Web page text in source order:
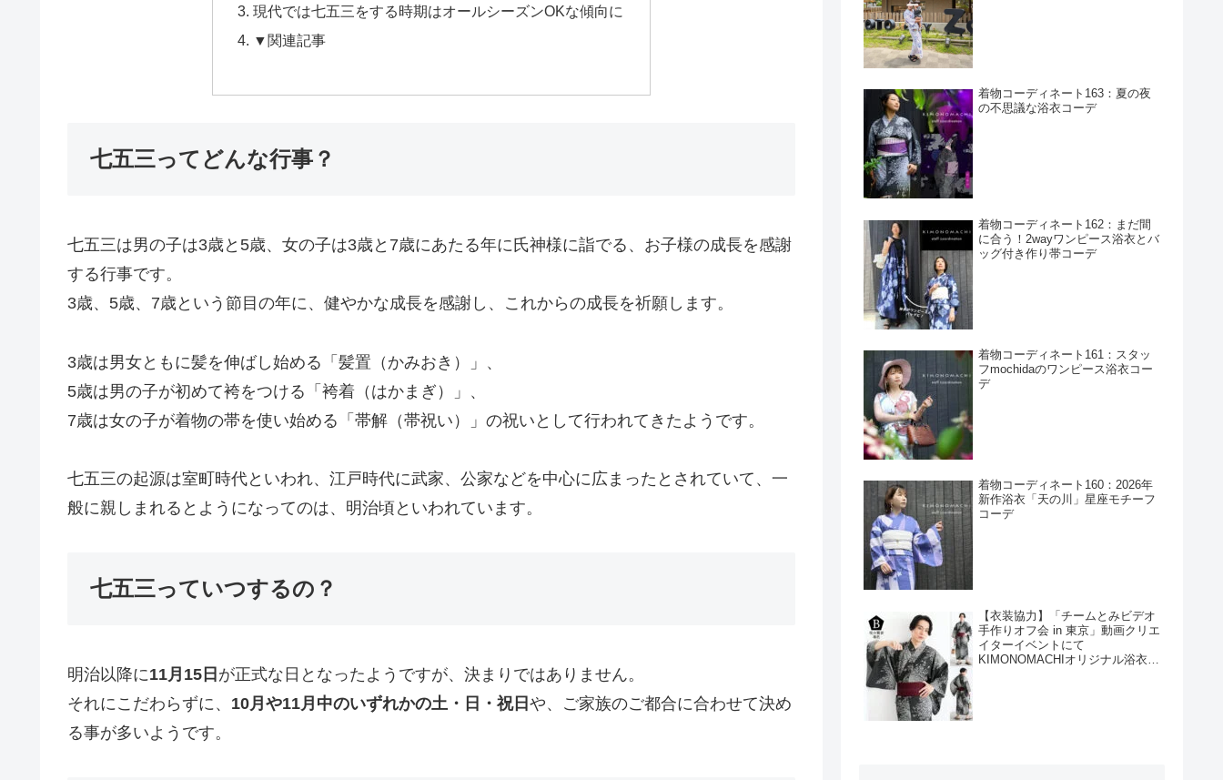
現代では七五三をする時期はオールシーズンOKな傾向に
▼関連記事
七五三ってどんな行事？
七五三は男の子は3歳と5歳、女の子は3歳と7歳にあたる年に氏神様に詣でる、お子様の成長を感謝
する行事です。
3歳、5歳、7歳という節目の年に、健やかな成長を感謝し、これからの成長を祈願します。
3歳は男女ともに髪を伸ばし始める「髪置（かみおき）」、
5歳は男の子が初めて袴をつける「袴着（はかまぎ）」、
7歳は女の子が着物の帯を使い始める「帯解（帯祝い）」の祝いとして行われてきたようです。
七五三の起源は室町時代といわれ、江戸時代に武家、公家などを中心に広まったとされていて、一
般に親しまれるとようになってのは、明治頃といわれています。
七五三っていつするの？
明治以降に11月15日 が正式な日となったようですが、決まりではありません。
それにこだわらずに、 10月や11月中のいずれかの土・日・祝日 や、ご家族のご都合に合わせて決め
る事が多いようです。
着物コーディネート163：夏の夜
の不思議な浴衣コーデ
着物コーディネート162：まだ間
に合う！2wayワンピース浴衣とバ
ッグ付き作り帯コーデ
着物コーディネート161：スタッ
フmochidaのワンピース浴衣コー
デ
着物コーディネート160：2026年
新作浴衣「天の川」星座モチーフ
コーデ
【衣装協力】「チームとみビデオ
手作りオフ会 in 東京」動画クリエ
イターイベントにて
KIMONOMACHIオリジナル浴衣を